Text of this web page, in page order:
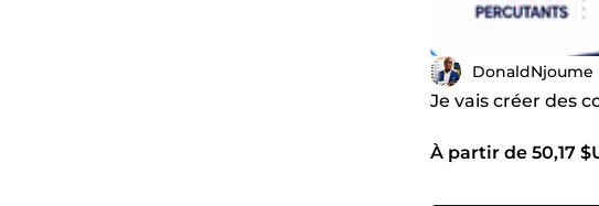
DonaldNjoume
Je vais créer des
À partir de 50,17